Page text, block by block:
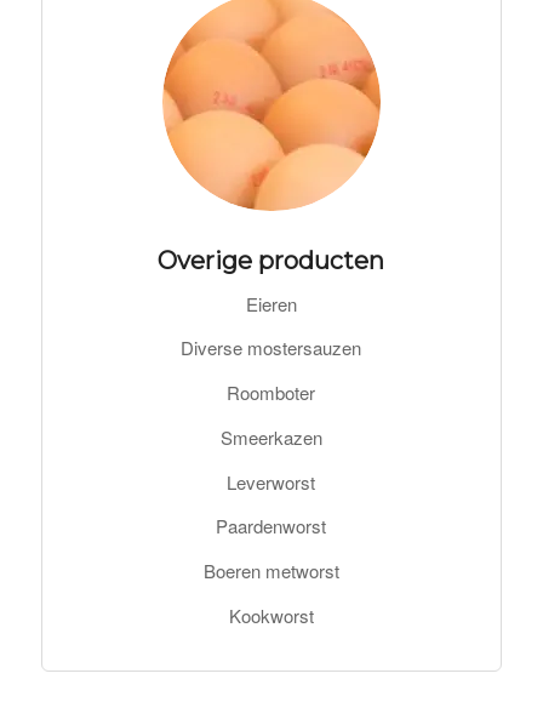
Overige producten
Eieren
Diverse mostersauzen
Roomboter
Smeerkazen
Leverworst
Paardenworst
Boeren metworst
Kookworst